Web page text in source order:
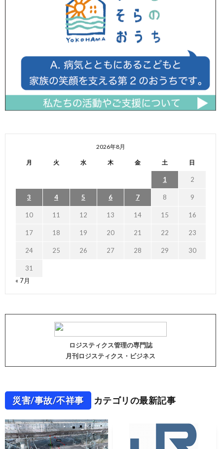
2026年8月
月 火 水 木 金 土 日
1 2
3 4 5 6 7 8 9
10 11 12 13 14 15 16
17 18 19 20 21 22 23
24 25 26 27 28 29 30
31
« 7月
ロジスティクス管理の専門誌
月刊ロジスティクス・ビジネス
災害/事故/不祥事 カテゴリの最新記事